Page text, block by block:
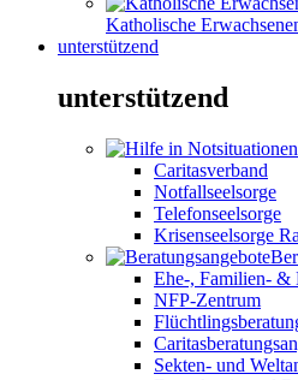
Katholische
unterstützend
unterstützend
Caritasverband
Notfallseelsorge
Telefonseelsorge
Krisenseelsorge
Ehe-, Familien- &
NFP-Zentrum
Sekten- und